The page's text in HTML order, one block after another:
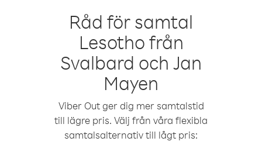
Råd för samtal
Lesotho från
Svalbard och Jan
Mayen
Viber Out ger dig mer samtalstid
till lägre pris. Välj från våra flexibla
samtalsalternativ till lågt pris: